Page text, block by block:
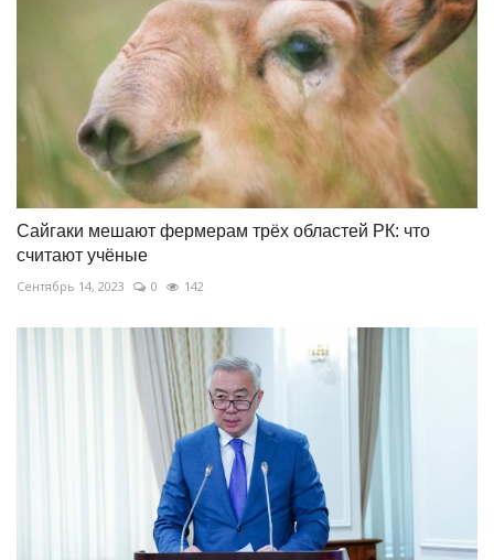
Сайгаки мешают фермерам трёх областей РК: что
считают учёные
Сентябрь 14, 2023 0 142